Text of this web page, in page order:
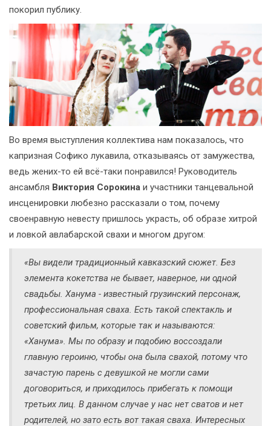
покорил публику.
Во время выступления коллектива нам показалось, что
капризная Софико лукавила, отказываясь от замужества,
ведь жених-то ей всё-таки понравился! Руководитель
ансамбля Виктория Сорокина и участники танцевальной
инсценировки любезно рассказали о том, почему
своенравную невесту пришлось украсть, об образе хитрой
и ловкой авлабарской свахи и многом другом:
«Вы видели традиционный кавказский сюжет. Без
элемента кокетства не бывает, наверное, ни одной
свадьбы. Ханума - известный грузинский персонаж,
профессиональная сваха. Есть такой спектакль и
советский фильм, которые так и называются:
«Ханума». Мы по образу и подобию воссоздали
главную героиню, чтобы она была свахой, потому что
зачастую парень с девушкой не могли сами
договориться, и приходилось прибегать к помощи
третьих лиц. В данном случае у нас нет сватов и нет
родителей, но зато есть вот такая сваха. Интересных